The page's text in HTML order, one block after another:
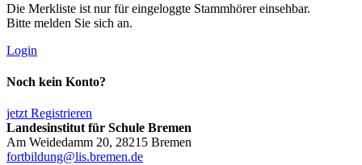
Die Merkliste ist nur für eingeloggte Stammhörer einsehbar.
Bitte melden Sie sich an.
Login
Noch kein Konto?
jetzt Registrieren
Landesinstitut für Schule Bremen
Am Weidedamm 20, 28215 Bremen
fortbildung@lis.bremen.de